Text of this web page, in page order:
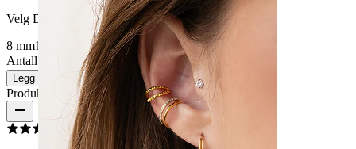
Velg Diameter
8 mm10 mm
Antall: 1
Endre
Legg i handlekurv
Produktanmeldelser